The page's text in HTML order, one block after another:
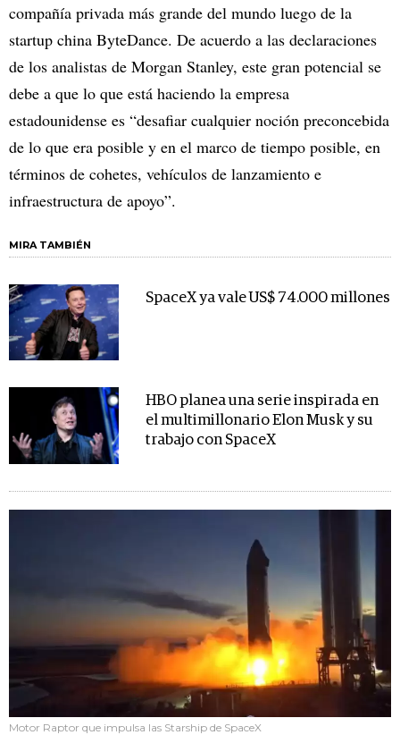
compañía privada más grande del mundo luego de la
startup china ByteDance. De acuerdo a las declaraciones
de los analistas de Morgan Stanley, este gran potencial se
debe a que lo que está haciendo la empresa
estadounidense es “desafiar cualquier noción preconcebida
de lo que era posible y en el marco de tiempo posible, en
términos de cohetes, vehículos de lanzamiento e
infraestructura de apoyo”.
MIRA TAMBIÉN
SpaceX ya vale US$ 74.000 millones
HBO planea una serie inspirada en
el multimillonario Elon Musk y su
trabajo con SpaceX
Motor Raptor que impulsa las Starship de SpaceX